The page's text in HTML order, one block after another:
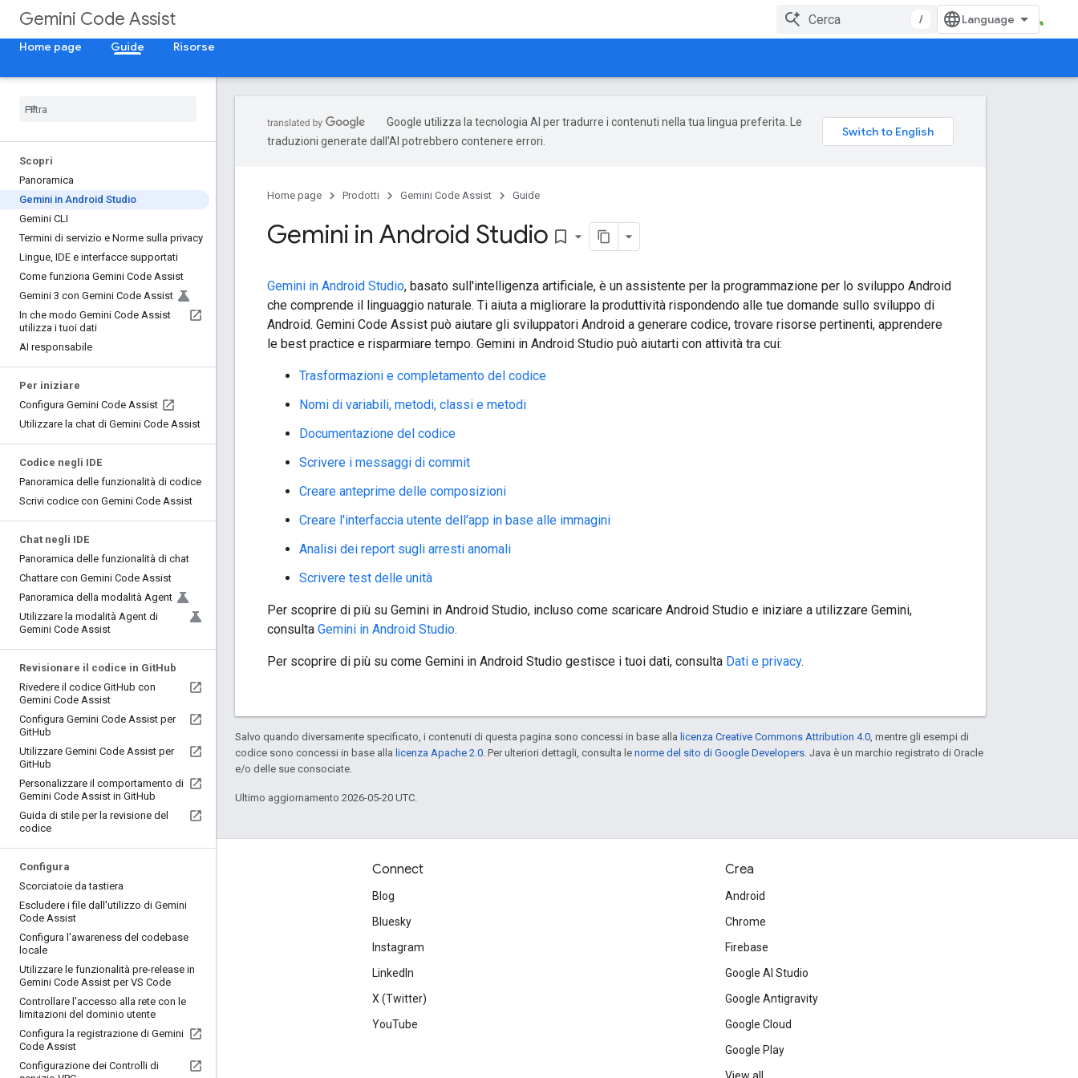
Gemini Code Assist
/
Home page
Guide Risorse
Scopri
Panoramica
Gemini in Android Studio
Gemini CLI
Termini di servizio e Norme sulla privacy
Lingue, IDE e interfacce supportati
Come funziona Gemini Code Assist
Gemini 3 con Gemini Code Assist
In che modo Gemini Code Assist
utilizza i tuoi dati
AI responsabile
Per iniziare
Configura Gemini Code Assist
Utilizzare la chat di Gemini Code Assist
Codice negli IDE
Panoramica delle funzionalità di codice
Scrivi codice con Gemini Code Assist
Chat negli IDE
Panoramica delle funzionalità di chat
Chattare con Gemini Code Assist
Panoramica della modalità Agent
Utilizzare la modalità Agent di
Gemini Code Assist
Revisionare il codice in GitHub
Rivedere il codice GitHub con
Gemini Code Assist
Configura Gemini Code Assist per
GitHub
Utilizzare Gemini Code Assist per
GitHub
Personalizzare il comportamento di
Gemini Code Assist in GitHub
Guida di stile per la revisione del
codice
Configura
Scorciatoie da tastiera
Escludere i file dall'utilizzo di Gemini
Code Assist
Configura l'awareness del codebase
locale
Utilizzare le funzionalità pre-release in
Gemini Code Assist per VS Code
Controllare l'accesso alla rete con le
limitazioni del dominio utente
Configura la registrazione di Gemini
Code Assist
Configurazione dei Controlli di
Google utilizza la tecnologia AI per tradurre i contenuti nella tua lingua preferita. Le
traduzioni generate dall'AI potrebbero contenere errori.
Home page Prodotti Gemini Code Assist Guide
Gemini in Android Studio bookmark_border
Gemini in Android Studio, basato sull'intelligenza artificiale, è un assistente per la programmazione per lo sviluppo Android
che comprende il linguaggio naturale. Ti aiuta a migliorare la produttività rispondendo alle tue domande sullo sviluppo di
Android. Gemini Code Assist può aiutare gli sviluppatori Android a generare codice, trovare risorse pertinenti, apprendere
le best practice e risparmiare tempo. Gemini in Android Studio può aiutarti con attività tra cui:
Trasformazioni e completamento del codice
Nomi di variabili, metodi, classi e metodi
Documentazione del codice
Scrivere i messaggi di commit
Creare anteprime delle composizioni
Creare l'interfaccia utente dell'app in base alle immagini
Analisi dei report sugli arresti anomali
Scrivere test delle unità
Per scoprire di più su Gemini in Android Studio, incluso come scaricare Android Studio e iniziare a utilizzare Gemini,
consulta Gemini in Android Studio.
Per scoprire di più su come Gemini in Android Studio gestisce i tuoi dati, consulta Dati e privacy.
Salvo quando diversamente specificato, i contenuti di questa pagina sono concessi in base alla licenza Creative Commons Attribution 4.0 , mentre gli esempi di
codice sono concessi in base alla licenza Apache 2.0 . Per ulteriori dettagli, consulta le norme del sito di Google Developers . Java è un marchio registrato di Oracle
e/o delle sue consociate.
Ultimo aggiornamento 2026-05-20 UTC.
Coinvolgi
Google Developer Groups
Google Developer Experts
Accelerators
Google Cloud & NVIDIA
Connect
Blog
Bluesky
Instagram
LinkedIn
X (Twitter)
YouTube
Crea
Android
Chrome
Firebase
Google AI Studio
Google Antigravity
Google Cloud
Google Play